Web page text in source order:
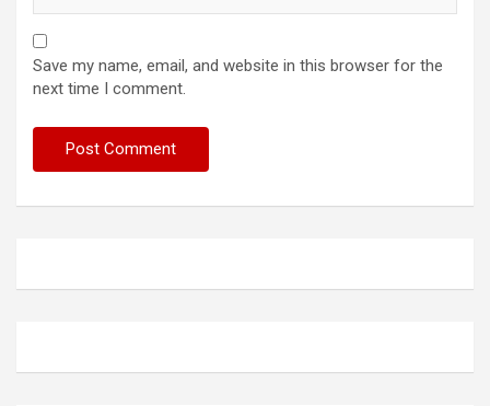
Save my name, email, and website in this browser for the
next time I comment.